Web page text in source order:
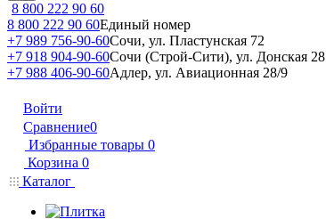
8 800 222 90 60
8 800 222 90 60Единый номер
+7 989 756-90-60Сочи, ул. Пластунская 72
+7 918 904-90-60Сочи (Строй-Сити), ул. Донская 28
+7 988 406-90-60Адлер, ул. Авиационная 28/9
Войти
Сравнение0
Избранные товары 0
Корзина 0
Каталог